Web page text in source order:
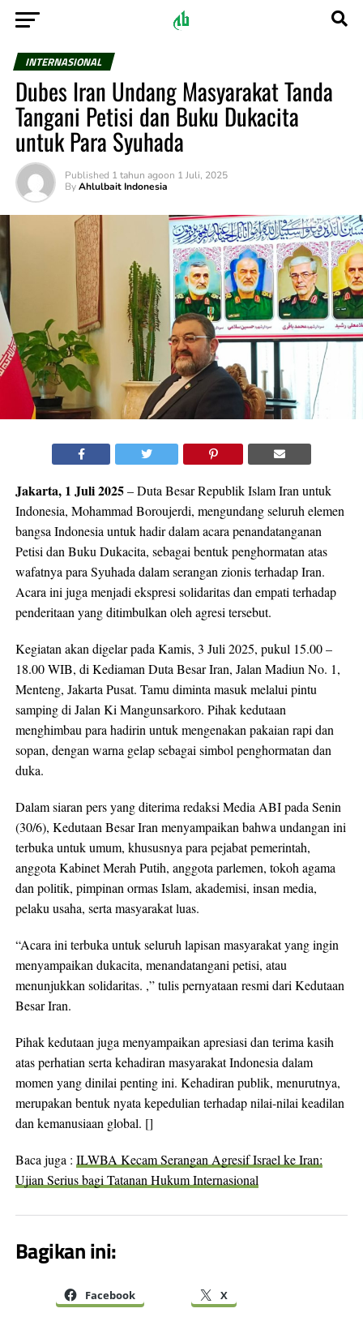
INTERNASIONAL
Dubes Iran Undang Masyarakat Tanda
Tangani Petisi dan Buku Dukacita
untuk Para Syuhada
Published 1 tahun agoon 1 Juli, 2025
By Ahlulbait Indonesia
Jakarta, 1 Juli 2025– Duta Besar Republik Islam Iran untuk
Indonesia, Mohammad Boroujerdi, mengundang seluruh elemen
bangsa Indonesia untuk hadir dalam acara penandatanganan
Petisi dan Buku Dukacita, sebagai bentuk penghormatan atas
wafatnya para Syuhada dalam serangan zionis terhadap Iran.
Acara ini juga menjadi ekspresi solidaritas dan empati terhadap
penderitaan yang ditimbulkan oleh agresi tersebut.
Kegiatan akan digelar pada Kamis, 3 Juli 2025, pukul 15.00 –
18.00 WIB, di Kediaman Duta Besar Iran, Jalan Madiun No. 1,
Menteng, Jakarta Pusat. Tamu diminta masuk melalui pintu
samping di Jalan Ki Mangunsarkoro. Pihak kedutaan
menghimbau para hadirin untuk mengenakan pakaian rapi dan
sopan, dengan warna gelap sebagai simbol penghormatan dan
duka.
Dalam siaran pers yang diterima redaksi Media ABI pada Senin
(30/6), Kedutaan Besar Iran menyampaikan bahwa undangan ini
terbuka untuk umum, khususnya para pejabat pemerintah,
anggota Kabinet Merah Putih, anggota parlemen, tokoh agama
dan politik, pimpinan ormas Islam, akademisi, insan media,
pelaku usaha, serta masyarakat luas.
“Acara ini terbuka untuk seluruh lapisan masyarakat yang ingin
menyampaikan dukacita, menandatangani petisi, atau
menunjukkan solidaritas. ,” tulis pernyataan resmi dari Kedutaan
Besar Iran.
Pihak kedutaan juga menyampaikan apresiasi dan terima kasih
atas perhatian serta kehadiran masyarakat Indonesia dalam
momen yang dinilai penting ini. Kehadiran publik, menurutnya,
merupakan bentuk nyata kepedulian terhadap nilai-nilai keadilan
dan kemanusiaan global. []
Baca juga : ILWBA Kecam Serangan Agresif Israel ke Iran:
Ujian Serius bagi Tatanan Hukum Internasional
Bagikan ini:
Facebook X